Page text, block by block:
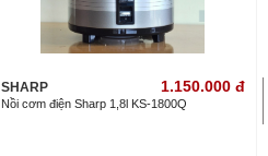
SHARP 1.150.000 đ
Nồi cơm điện Sharp 1,8l KS-1800Q